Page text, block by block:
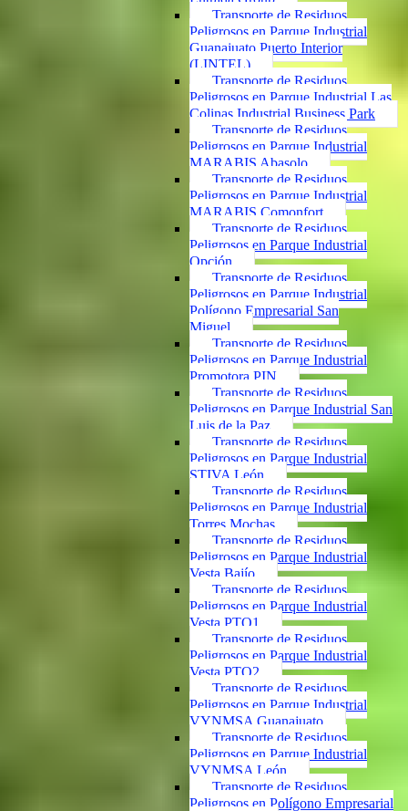
Transporte de Residuos
Peligrosos en Parque Industrial
Guanajuato Puerto Interior
(LINTEL)
Transporte de Residuos
Peligrosos en Parque Industrial Las
Colinas Industrial Business Park
Transporte de Residuos
Peligrosos en Parque Industrial
MARABIS Abasolo
Transporte de Residuos
Peligrosos en Parque Industrial
MARABIS Comonfort
Transporte de Residuos
Peligrosos en Parque Industrial
Opción
Transporte de Residuos
Peligrosos en Parque Industrial
Polígono Empresarial San
Miguel
Transporte de Residuos
Peligrosos en Parque Industrial
Promotora PIN
Transporte de Residuos
Peligrosos en Parque Industrial San
Luis de la Paz
Transporte de Residuos
Peligrosos en Parque Industrial
STIVA León
Transporte de Residuos
Peligrosos en Parque Industrial
Torres Mochas
Transporte de Residuos
Peligrosos en Parque Industrial
Vesta Bajío
Transporte de Residuos
Peligrosos en Parque Industrial
Vesta PTO1
Transporte de Residuos
Peligrosos en Parque Industrial
Vesta PTO2
Transporte de Residuos
Peligrosos en Parque Industrial
VYNMSA Guanajuato
Transporte de Residuos
Peligrosos en Parque Industrial
VYNMSA León
Transporte de Residuos
Peligrosos en Polígono Empresarial